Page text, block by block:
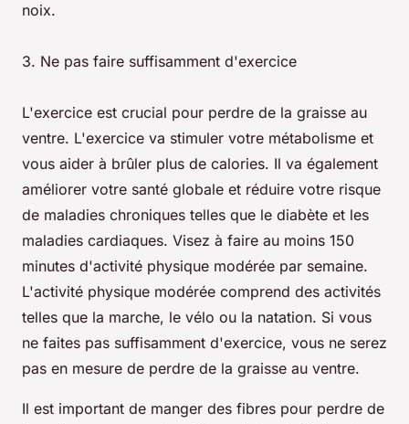
noix.
3. Ne pas faire suffisamment d'exercice
L'exercice est crucial pour perdre de la graisse au
ventre. L'exercice va stimuler votre métabolisme et
vous aider à brûler plus de calories. Il va également
améliorer votre santé globale et réduire votre risque
de maladies chroniques telles que le diabète et les
maladies cardiaques. Visez à faire au moins 150
minutes d'activité physique modérée par semaine.
L'activité physique modérée comprend des activités
telles que la marche, le vélo ou la natation. Si vous
ne faites pas suffisamment d'exercice, vous ne serez
pas en mesure de perdre de la graisse au ventre.
Il est important de manger des fibres pour perdre de